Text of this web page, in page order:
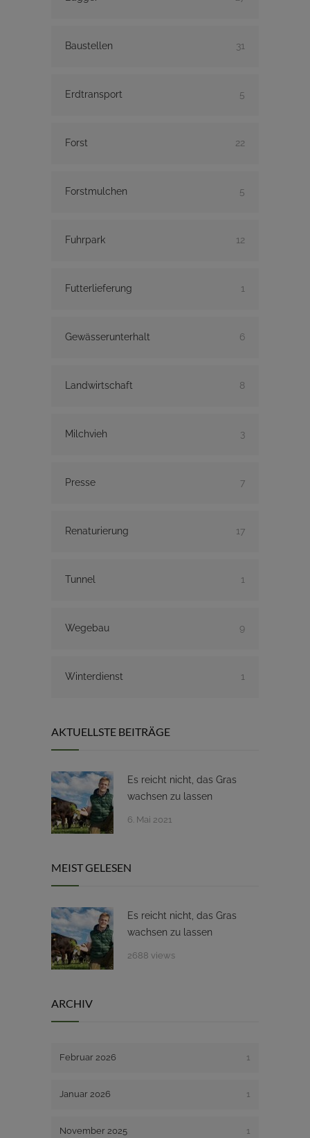
Baustellen 31
Erdtransport 5
Forst 22
Forstmulchen 5
Fuhrpark 12
Futterlieferung 1
Gewässerunterhalt 6
Landwirtschaft 8
Milchvieh 3
Presse 7
Renaturierung 17
Tunnel 1
Wegebau 9
Winterdienst 1
AKTUELLSTE BEITRÄGE
Es reicht nicht, das Gras
wachsen zu lassen
6. Mai 2021
MEIST GELESEN
Es reicht nicht, das Gras
wachsen zu lassen
2688 views
ARCHIV
Februar 2026 1
Januar 2026 1
November 2025 1